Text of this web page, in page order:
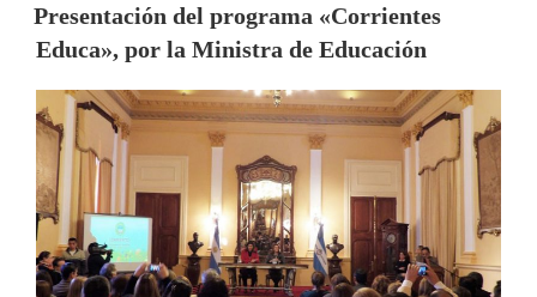
Presentación del programa «Corrientes
Educa», por la Ministra de Educación